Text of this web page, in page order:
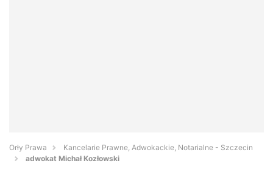
Orły Prawa
Kancelarie Prawne, Adwokackie, Notarialne - Szczecin
adwokat Michał Kozłowski